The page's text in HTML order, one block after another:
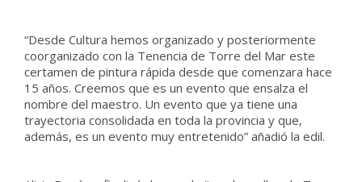
“Desde Cultura hemos organizado y posteriormente
coorganizado con la Tenencia de Torre del Mar este
certamen de pintura rápida desde que comenzara hace
15 años. Creemos que es un evento que ensalza el
nombre del maestro. Un evento que ya tiene una
trayectoria consolidada en toda la provincia y que,
además, es un evento muy entretenido” añadió la edil.